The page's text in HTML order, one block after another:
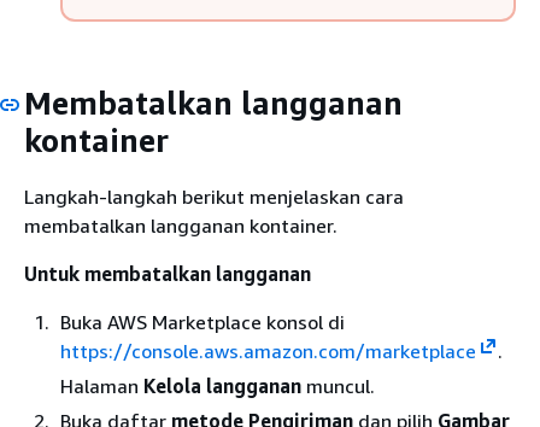
Membatalkan langganan
kontainer
Langkah-langkah berikut menjelaskan cara
membatalkan langganan kontainer.
Untuk membatalkan langganan
Buka AWS Marketplace konsol di
https://console.aws.amazon.com/marketplace
.
Halaman Kelola langganan muncul.
Buka daftar metode Pengiriman dan pilih Gambar